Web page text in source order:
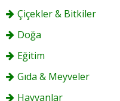
Çiçekler & Bitkiler
Doğa
Eğitim
Gıda & Meyveler
Hayvanlar